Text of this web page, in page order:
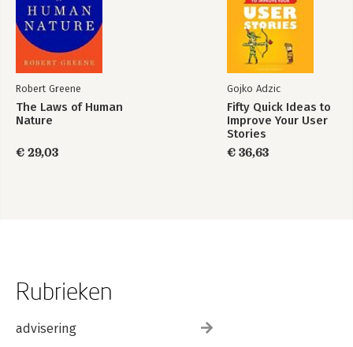
-Fijnslijpen
-Van papier of uit je hoofd?
-Lay-out
-Tips voor presenteren
-Appearance
-Eerste keer oefenen: inhoud
-Derde keer oefenen
Begrafenisrede
Literatuur
Robert Greene
The Laws of Human
Nature
€ 29,03
Gojko Adzic
Fifty Quick Ideas to
Improve Your User
Stories
€ 36,63
Rubrieken
advisering